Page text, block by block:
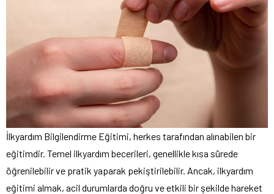
İlkyardım Bilgilendirme Eğitimi, herkes tarafından alınabilen bir
eğitimdir. Temel ilkyardım becerileri, genellikle kısa sürede
öğrenilebilir ve pratik yaparak pekiştirilebilir. Ancak, ilkyardım
eğitimi almak, acil durumlarda doğru ve etkili bir şekilde hareket